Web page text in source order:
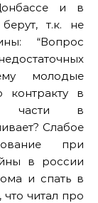
и в
т.к. не
“Вопрос
молодые
контракту в
части в
Слабое
при
в россии
и спать в
читал про